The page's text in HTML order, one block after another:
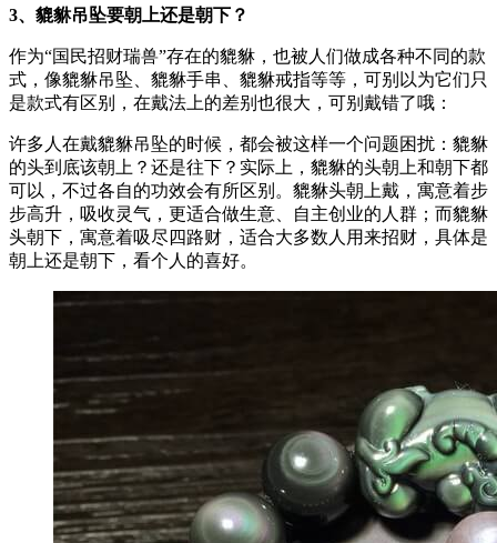
3、貔貅吊坠要朝上还是朝下？
作为“国民招财瑞兽”存在的貔貅，也被人们做成各种不同的款
式，像貔貅吊坠、貔貅手串、貔貅戒指等等，可别以为它们只
是款式有区别，在戴法上的差别也很大，可别戴错了哦：
许多人在戴貔貅吊坠的时候，都会被这样一个问题困扰：貔貅
的头到底该朝上？还是往下？实际上，貔貅的头朝上和朝下都
可以，不过各自的功效会有所区别。貔貅头朝上戴，寓意着步
步高升，吸收灵气，更适合做生意、自主创业的人群；而貔貅
头朝下，寓意着吸尽四路财，适合大多数人用来招财，具体是
朝上还是朝下，看个人的喜好。